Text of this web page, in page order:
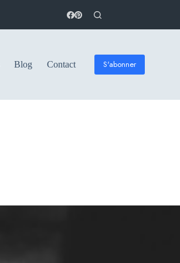
Blog Contact S'abonner